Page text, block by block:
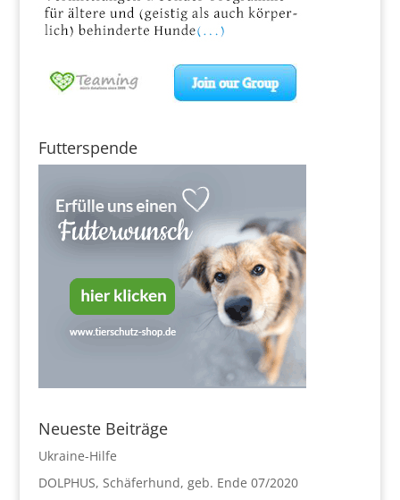
Futterspende
Neueste Beiträge
Ukraine-Hilfe
DOLPHUS, Schäferhund, geb. Ende 07/2020